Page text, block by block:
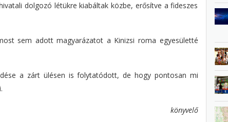
dolgozó létükre kiabáltak közbe, erősítve a fideszes
sem adott magyarázatot a Kinizsi roma egyesületté
a zárt ülésen is folytatódott, de hogy pontosan mi
könyvelő